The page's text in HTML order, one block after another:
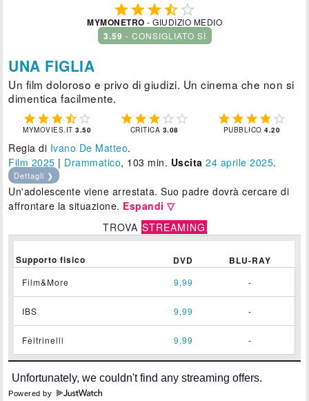
 
MYMONETRO - GIUDIZIO MEDIO
3.59 - CONSIGLIATO SÌ
UNA FIGLIA
Un film doloroso e privo di giudizi. Un cinema che non si
dimentica facilmente.
    
MYMOVIES.IT3.50
    
CRITICA 3.08
    
PUBBLICO4.20
Regia di Ivano De Matteo.
Film 2025 | Drammatico, 103 min. Uscita 24 aprile 2025.
Dettagli ❯
Un'adolescente viene arrestata. Suo padre dovrà cercare di
affrontare la situazione. Espandi ▽
TROVA STREAMING
Supporto fisico DVD BLU-RAY
Film&More 9,99 -
IBS 9,99 -
Feltrinelli 9,99 -
Powered by